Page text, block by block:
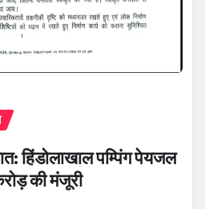
हिंडोलाखाल पम्पिंग पेयजल
की मंजूरी